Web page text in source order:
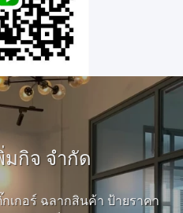
มกิจ จำกัด
เกอร์ ฉลากสินค้า ป้ายราคา